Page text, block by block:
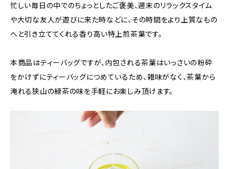
忙しい毎日の中でのちょっとしたご褒美、週末のリラックスタイム
や大切な友人が遊びに来た時などに、その時間をより上質なもの
へと引き立ててくれる香り高い特上煎茶葉です。
本商品はティーバッグですが、内包される茶葉はいっさいの粉砕
をかけずにティーバッグにつめているため、雑味がなく、茶葉から
淹れる狭山の緑茶の味を手軽にお楽しみ頂けます。